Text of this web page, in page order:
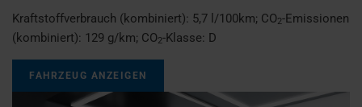
Kraftstoffverbrauch (kombiniert): 5,7 l/100km; CO2-Emissionen
(kombiniert): 129 g/km; CO2-Klasse: D
FAHRZEUG ANZEIGEN